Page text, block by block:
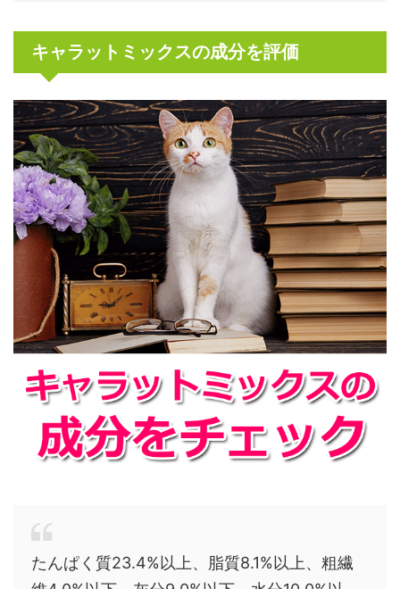
キャラットミックスの成分を評価
たんぱく質23.4%以上、脂質8.1%以上、粗繊